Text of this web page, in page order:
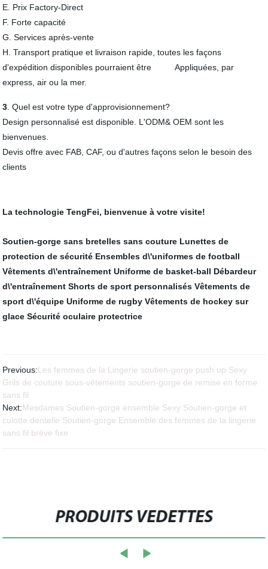
E. Prix Factory-Direct
F. Forte capacité
G. Services après-vente
H. Transport pratique et livraison rapide, toutes les façons
d'expédition disponibles pourraient être Appliquées, par
express, air ou la mer.
3 . Quel est votre type d'approvisionnement?
Design personnalisé est disponible. L'ODM& OEM sont les
bienvenues.
Devis offre avec FAB, CAF, ou d'autres façons selon le besoin des
clients
La technologie TengFei, bienvenue à votre visite!
Soutien-gorge sans bretelles sans couture Lunettes de
protection de sécurité Ensembles d\'uniformes de football
Vêtements d\'entraînement Uniforme de basket-ball Débardeur
d\'entraînement Shorts de sport personnalisés Vêtements de
sport d\'équipe Uniforme de rugby Vêtements de hockey sur
glace Sécurité oculaire protectrice
Previous:Les femmes de la Lingerie soutien-gorge push up Sexy
Grils de couture sous-vêtements soutien-gorge de remise en forme
sans fil
Next:Mesdames Soutien-gorge ensemble Sexy Soutien-gorge et
culotte dentelle Soutien-gorge Ensemble des femmes de la lingerie
sans fil brève fixe
PRODUITS VEDETTES